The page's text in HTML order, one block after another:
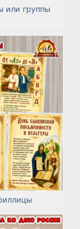
или группы